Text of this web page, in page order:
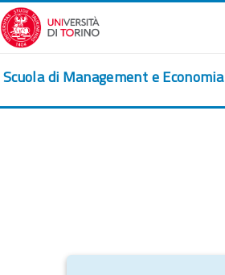
Vai al contenuto principale
Scuola di Management e Economia